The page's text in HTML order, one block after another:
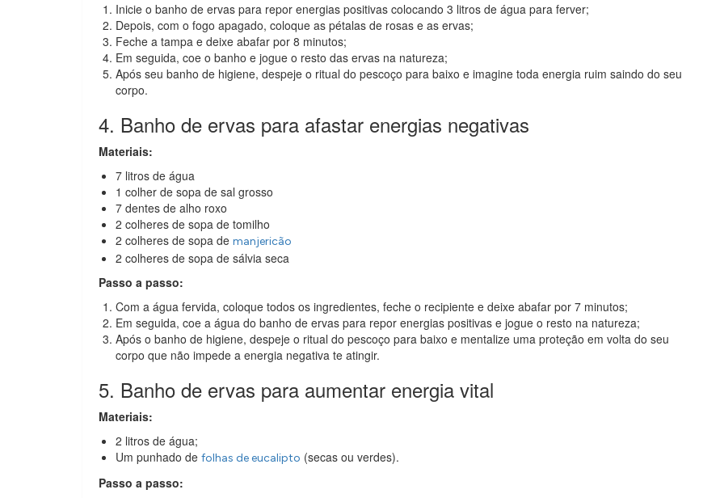
Inicie o banho de ervas para repor energias positivas colocando 3 litros de água para ferver;
Depois, com o fogo apagado, coloque as pétalas de rosas e as ervas;
Feche a tampa e deixe abafar por 8 minutos;
Em seguida, coe o banho e jogue o resto das ervas na natureza;
Após seu banho de higiene, despeje o ritual do pescoço para baixo e imagine toda energia ruim saindo do seu
corpo.
4. Banho de ervas para afastar energias negativas
Materiais:
7 litros de água
1 colher de sopa de sal grosso
7 dentes de alho roxo
2 colheres de sopa de tomilho
2 colheres de sopa de manjericão
2 colheres de sopa de sálvia seca
Passo a passo:
Com a água fervida, coloque todos os ingredientes, feche o recipiente e deixe abafar por 7 minutos;
Em seguida, coe a água do banho de ervas para repor energias positivas e jogue o resto na natureza;
Após o banho de higiene, despeje o ritual do pescoço para baixo e mentalize uma proteção em volta do seu
corpo que não impede a energia negativa te atingir.
5. Banho de ervas para aumentar energia vital
Materiais:
2 litros de água;
Um punhado de folhas de eucalipto (secas ou verdes).
Passo a passo: